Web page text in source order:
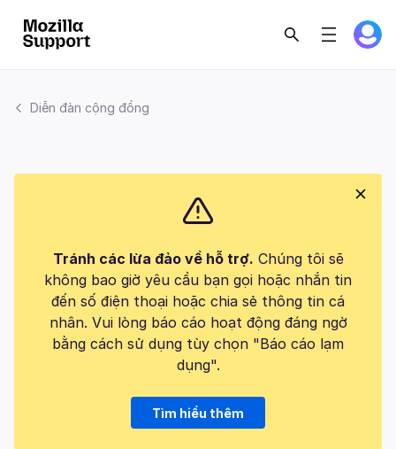
Diễn đàn cộng đồng
Tránh các lừa đảo về hỗ trợ. Chúng tôi sẽ
không bao giờ yêu cầu bạn gọi hoặc nhắn tin
đến số điện thoại hoặc chia sẻ thông tin cá
nhân. Vui lòng báo cáo hoạt động đáng ngờ
bằng cách sử dụng tùy chọn "Báo cáo lạm
dụng".
Tìm hiểu thêm